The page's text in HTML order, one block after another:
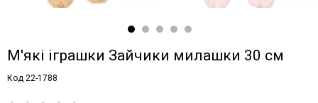
М'які іграшки Зайчики милашки 30 см
Код 22-1788